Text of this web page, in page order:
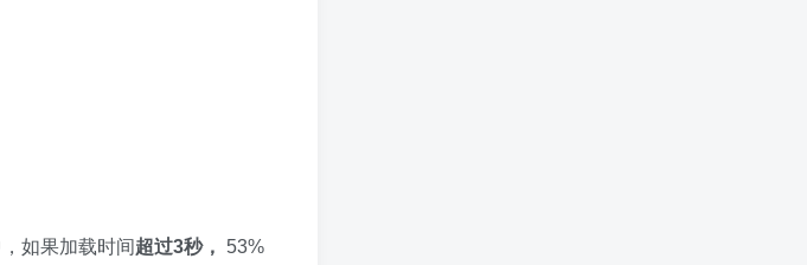
如果加载时间超过3秒， 53%